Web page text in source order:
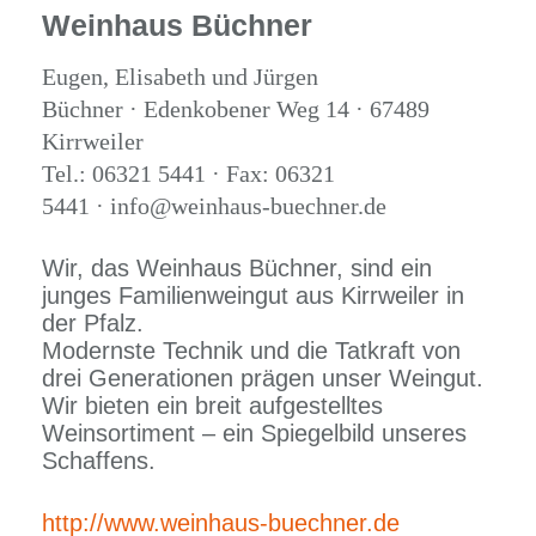
Weinhaus Büchner
Eugen, Elisabeth und Jürgen
Büchner · Edenkobener Weg 14 · 67489
Kirrweiler
Tel.: 06321 5441 · Fax: 06321
5441 · info@weinhaus-buechner.de
Wir, das Weinhaus Büchner, sind ein
junges Familienweingut aus Kirrweiler in
der Pfalz.
Modernste Technik und die Tatkraft von
drei Generationen prägen unser Weingut.
Wir bieten ein breit aufgestelltes
Weinsortiment – ein Spiegelbild unseres
Schaffens.
http://www.weinhaus-buechner.de